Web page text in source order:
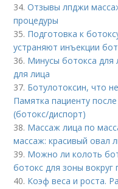
34.Отзывы лпджи
процедуры
35. Подготовка к
устраняют инъекции
36. Минусы ботокса для
для лица
37. Ботулотоксин, что
Памятка пациенту
(ботокс/диспорт)
38. Массаж лица по
массаж: красивый овал
39. Можно ли колоть
ботокс для зоны вокруг
40. Коэф веса и роста.